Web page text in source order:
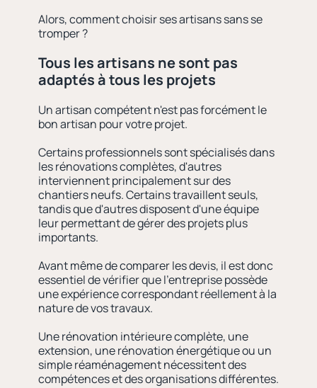
Alors, comment choisir ses artisans sans se
tromper ?
Tous les artisans ne sont pas
adaptés à tous les projets
Un artisan compétent n'est pas forcément le
bon artisan pour votre projet.
Certains professionnels sont spécialisés dans
les rénovations complètes, d'autres
interviennent principalement sur des
chantiers neufs. Certains travaillent seuls,
tandis que d'autres disposent d'une équipe
leur permettant de gérer des projets plus
importants.
Avant même de comparer les devis, il est donc
essentiel de vérifier que l'entreprise possède
une expérience correspondant réellement à la
nature de vos travaux.
Une rénovation intérieure complète, une
extension, une rénovation énergétique ou un
simple réaménagement nécessitent des
compétences et des organisations différentes.